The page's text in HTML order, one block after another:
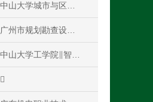
中山大学城市与区域研究中心
广州市规划勘查设计研究院
中山大学工学院∥智能交通研究中心
